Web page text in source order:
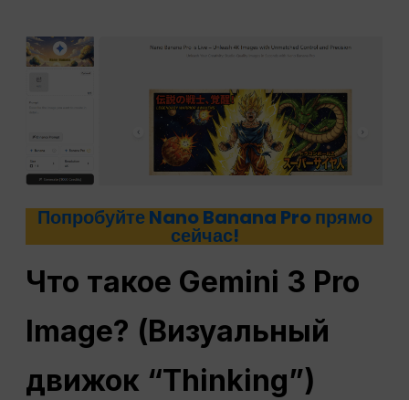
Попробуйте Nano Banana Pro прямо
сейчас!
Что такое Gemini 3 Pro
Image? (Визуальный
движок “Thinking”)